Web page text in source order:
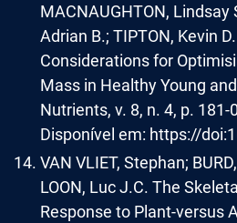
MACNAUGHTON, Lindsay
Adrian B.; TIPTON, Kevin
Considerations for
Mass in Healthy Young
Nutrients, v. 8, n. 4, p. 181-
Disponível em: https://
VAN VLIET, Stephan;
LOON, Luc J.C. The
Response to Plant-versus